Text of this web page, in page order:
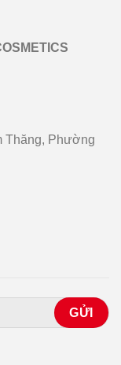
Thăng, Phường